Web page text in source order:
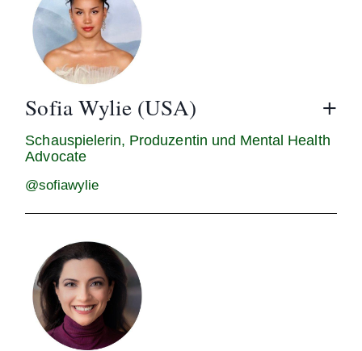
Sofia Wylie (USA)
Schauspielerin, Produzentin und Mental Health
Advocate
@sofiawylie